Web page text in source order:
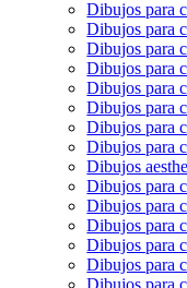
Dibujos para
Dibujos para
Dibujos para
Dibujos para
Dibujos para
Dibujos para
Dibujos para
Dibujos para
Dibujos
Dibujos para
Dibujos para
Dibujos para
Dibujos para
Dibujos para